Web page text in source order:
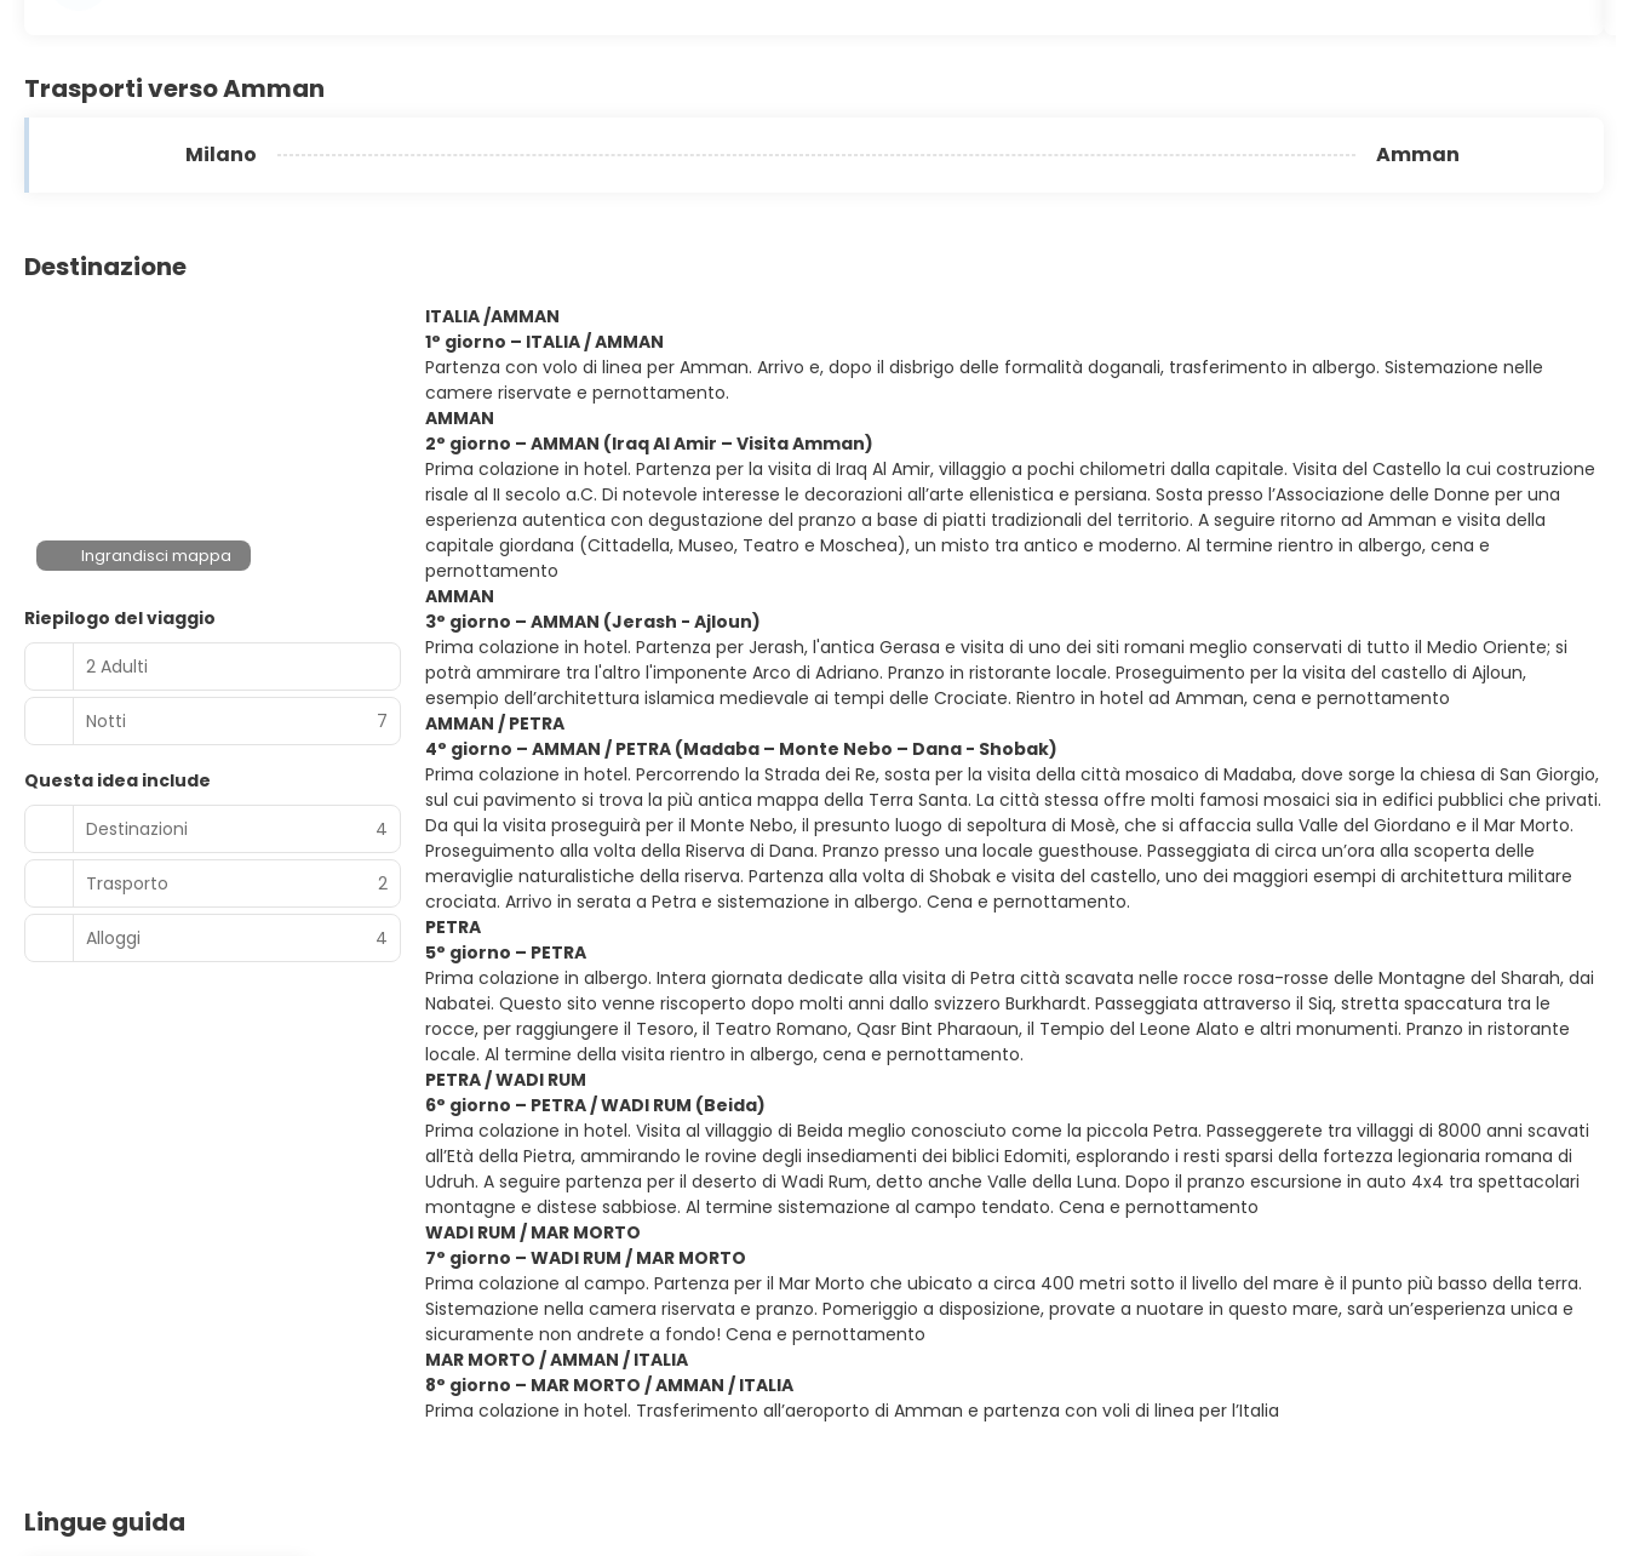
Trasporti verso Amman
Milano Amman
Destinazione
Ingrandisci mappa
Riepilogo del viaggio
2 Adulti
Notti 7
Questa idea include
Destinazioni
4
Trasporto 2
Alloggi 4
ITALIA /AMMAN
1° giorno – ITALIA / AMMAN
Partenza con volo di linea per Amman. Arrivo e, dopo il disbrigo delle formalità doganali, trasferimento in albergo. Sistemazione nelle
camere riservate e pernottamento.
AMMAN
2° giorno – AMMAN (Iraq Al Amir – Visita Amman)
Prima colazione in hotel. Partenza per la visita di Iraq Al Amir, villaggio a pochi chilometri dalla capitale. Visita del Castello la cui costruzione
risale al II secolo a.C. Di notevole interesse le decorazioni all’arte ellenistica e persiana. Sosta presso l’Associazione delle Donne per una
esperienza autentica con degustazione del pranzo a base di piatti tradizionali del territorio. A seguire ritorno ad Amman e visita della
capitale giordana (Cittadella, Museo, Teatro e Moschea), un misto tra antico e moderno. Al termine rientro in albergo, cena e
pernottamento
AMMAN
3° giorno – AMMAN (Jerash - Ajloun)
Prima colazione in hotel. Partenza per Jerash, l'antica Gerasa e visita di uno dei siti romani meglio conservati di tutto il Medio Oriente; si
potrà ammirare tra l'altro l'imponente Arco di Adriano. Pranzo in ristorante locale. Proseguimento per la visita del castello di Ajloun,
esempio dell’architettura islamica medievale ai tempi delle Crociate. Rientro in hotel ad Amman, cena e pernottamento
AMMAN / PETRA
4° giorno – AMMAN / PETRA (Madaba – Monte Nebo – Dana - Shobak)
Prima colazione in hotel. Percorrendo la Strada dei Re, sosta per la visita della città mosaico di Madaba, dove sorge la chiesa di San Giorgio,
sul cui pavimento si trova la più antica mappa della Terra Santa. La città stessa offre molti famosi mosaici sia in edifici pubblici che privati.
Da qui la visita proseguirà per il Monte Nebo, il presunto luogo di sepoltura di Mosè, che si affaccia sulla Valle del Giordano e il Mar Morto.
Proseguimento alla volta della Riserva di Dana. Pranzo presso una locale guesthouse. Passeggiata di circa un’ora alla scoperta delle
meraviglie naturalistiche della riserva. Partenza alla volta di Shobak e visita del castello, uno dei maggiori esempi di architettura militare
crociata. Arrivo in serata a Petra e sistemazione in albergo. Cena e pernottamento.
PETRA
5° giorno – PETRA
Prima colazione in albergo. Intera giornata dedicate alla visita di Petra città scavata nelle rocce rosa-rosse delle Montagne del Sharah, dai
Nabatei. Questo sito venne riscoperto dopo molti anni dallo svizzero Burkhardt. Passeggiata attraverso il Siq, stretta spaccatura tra le
rocce, per raggiungere il Tesoro, il Teatro Romano, Qasr Bint Pharaoun, il Tempio del Leone Alato e altri monumenti. Pranzo in ristorante
locale. Al termine della visita rientro in albergo, cena e pernottamento.
PETRA / WADI RUM
6° giorno – PETRA / WADI RUM (Beida)
Prima colazione in hotel. Visita al villaggio di Beida meglio conosciuto come la piccola Petra. Passeggerete tra villaggi di 8000 anni scavati
all’Età della Pietra, ammirando le rovine degli insediamenti dei biblici Edomiti, esplorando i resti sparsi della fortezza legionaria romana di
Udruh. A seguire partenza per il deserto di Wadi Rum, detto anche Valle della Luna. Dopo il pranzo escursione in auto 4x4 tra spettacolari
montagne e distese sabbiose. Al termine sistemazione al campo tendato. Cena e pernottamento
WADI RUM / MAR MORTO
7° giorno – WADI RUM / MAR MORTO
Prima colazione al campo. Partenza per il Mar Morto che ubicato a circa 400 metri sotto il livello del mare è il punto più basso della terra.
Sistemazione nella camera riservata e pranzo. Pomeriggio a disposizione, provate a nuotare in questo mare, sarà un’esperienza unica e
sicuramente non andrete a fondo! Cena e pernottamento
MAR MORTO / AMMAN / ITALIA
8° giorno – MAR MORTO / AMMAN / ITALIA
Prima colazione in hotel. Trasferimento all’aeroporto di Amman e partenza con voli di linea per l’Italia
Lingue guida